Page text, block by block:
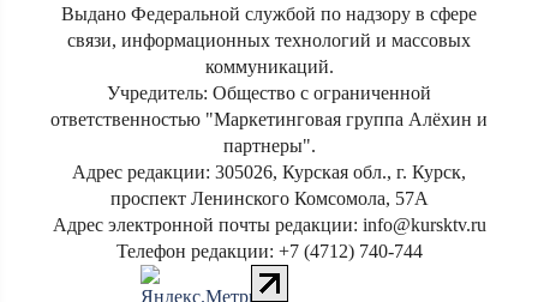
Выдано Федеральной службой по надзору в сфере
связи, информационных технологий и массовых
коммуникаций.
Учредитель: Общество с ограниченной
ответственностью "Маркетинговая группа Алёхин и
партнеры".
Адрес редакции: 305026, Курская обл., г. Курск,
проспект Ленинского Комсомола, 57А
Адрес электронной почты редакции: info@kursktv.ru
Телефон редакции: +7 (4712) 740-744